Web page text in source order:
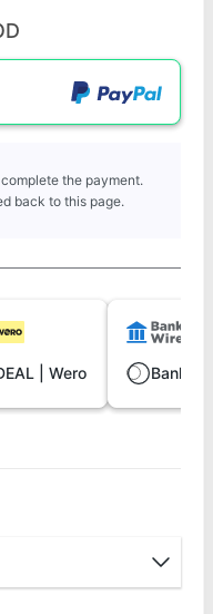
the payment.
back to this page.
| Wero Bank